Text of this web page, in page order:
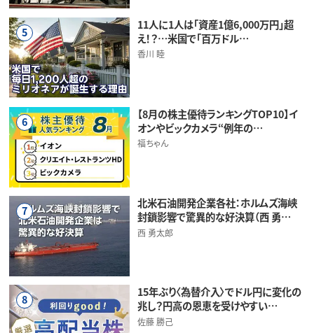
5
11人に1人は「資産1億6,000万円」超
え！？…米国で「百万ドル…
香川 睦
6
【8月の株主優待ランキングTOP10】イ
オンやビックカメラ“例年の…
福ちゃん
7
北米石油開発企業各社：ホルムズ海峡
封鎖影響で驚異的な好決算（西 勇…
西 勇太郎
8
15年ぶり〈為替介入〉でドル円に変化の
兆し？円高の恩恵を受けやすい…
佐藤 勝己